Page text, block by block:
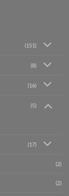
(151)
(8)
(16)
(5)
(17)
(2)
(2)